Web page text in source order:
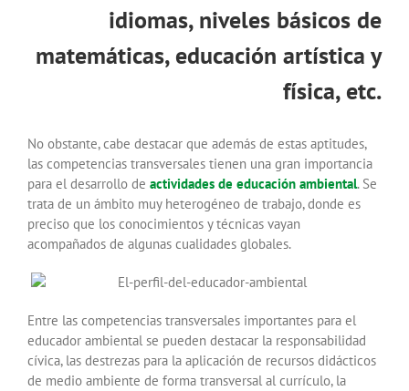
idiomas, niveles básicos de
matemáticas, educación artística y
física, etc.
No obstante, cabe destacar que además de estas aptitudes,
las competencias transversales tienen una gran importancia
para el desarrollo de actividades de educación ambiental. Se
trata de un ámbito muy heterogéneo de trabajo, donde es
preciso que los conocimientos y técnicas vayan
acompañados de algunas cualidades globales.
Entre las competencias transversales importantes para el
educador ambiental se pueden destacar la responsabilidad
cívica, las destrezas para la aplicación de recursos didácticos
de medio ambiente de forma transversal al currículo, la